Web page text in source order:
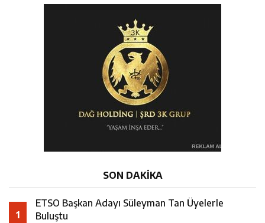
SON DAKİKA
1
ETSO Başkan Adayı Süleyman Tan Üyelerle
Buluştu